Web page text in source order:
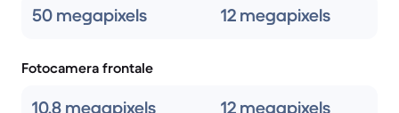
50 megapixels 12 megapixels
Fotocamera frontale
10.8 megapixels 12 megapixels